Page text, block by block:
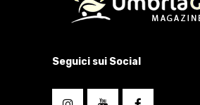
Seguici sui Social